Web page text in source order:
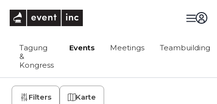
Tagung
&
Kongress
Events Meetings Teambuilding
Filters Karte